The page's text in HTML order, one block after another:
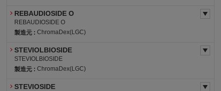
REBAUDIOSIDE O
REBAUDIOSIDE O
製造元 :ChromaDex(LGC)
STEVIOLBIOSIDE
STEVIOLBIOSIDE
製造元 :ChromaDex(LGC)
STEVIOSIDE